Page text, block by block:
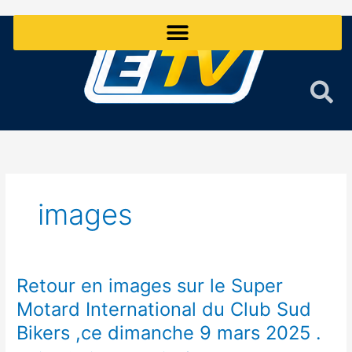
images
Retour en images sur le Super
Motard International du Club Sud
Bikers ,ce dimanche 9 mars 2025 .
Retour
en
images
sur